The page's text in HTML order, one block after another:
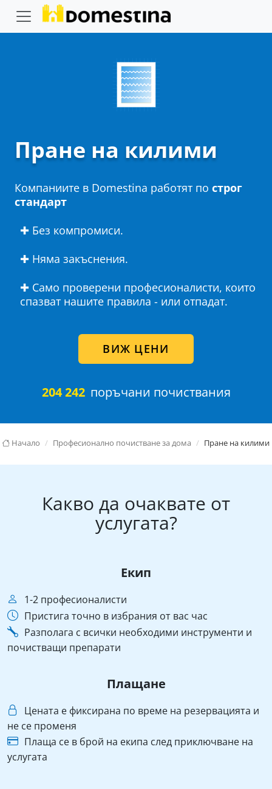
Пране на килими
Компаниите в Domestina работят по строг
стандарт
✚ Без компромиси.
✚ Няма закъснения.
✚ Само проверени професионалисти, които
спазват нашите правила - или отпадат.
ВИЖ ЦЕНИ
204 242 поръчани почиствания
Начало Професионално почистване за дома Пране на килими
Какво да очаквате от
услугата?
Екип
1-2 професионалисти
Пристига точно в избрания от вас час
Разполага с всички необходими инструменти и
почистващи препарати
Плащане
Цената е фиксирана по време на резервацията и
не се променя
Плаща се в брой на екипа след приключване на
услугата